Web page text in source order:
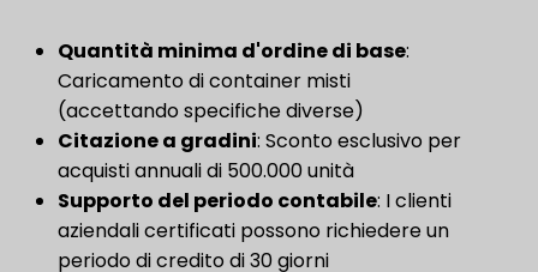
Quantità minima d'ordine di base​:
Caricamento di container misti
(accettando specifiche diverse)
​Citazione a gradini​: Sconto esclusivo per
acquisti annuali di 500.000 unità
Supporto del periodo contabile​: I clienti
aziendali certificati possono richiedere un
periodo di credito di 30 giorni